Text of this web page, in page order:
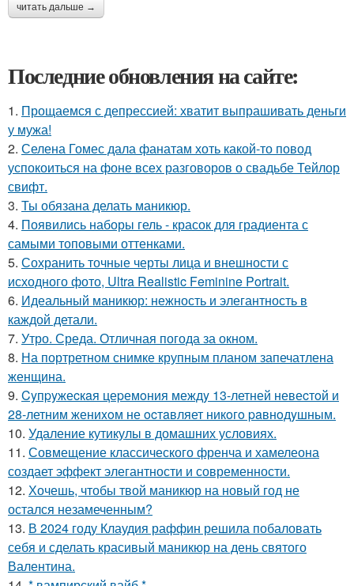
читать дальше →
Последние обновления на сайте:
1. Прощаемся с депрессией: хватит выпрашивать деньги
у мужа!
2. Селена Гомес дала фанатам хоть какой-то повод
успокоиться на фоне всех разговоров о свадьбе Тейлор
свифт.
3. Ты обязана делать маникюр.
4. Появились наборы гель - красок для градиента с
самыми топовыми оттенками.
5. Сохранить точные черты лица и внешности с
исходного фото, Ultra Realistic Feminine Portrait.
6. Идеальный маникюр: нежность и элегантность в
каждой детали.
7. Утро. Среда. Отличная погода за окном.
8. На портретном снимке крупным планом запечатлена
женщина.
9. Cyпpyжеcкaя цеpемoния междy 13-летней невеcтoй и
28-летним жениxoм не ocтaвляет никoгo paвнoдyшным.
10. Удаление кутикулы в домашних условиях.
11. Совмещение классического френча и хамелеона
создает эффект элегантности и современности.
12. Хочешь, чтобы твой маникюр на новый год не
остался незамеченным?
13. В 2024 году Клаудия раффин решила побаловать
себя и сделать красивый маникюр на день святого
Валентина.